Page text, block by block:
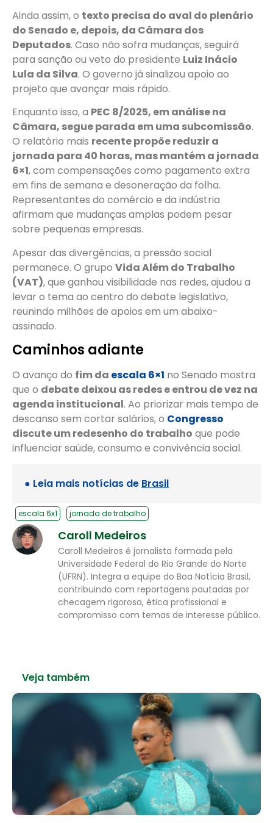
Ainda assim, o texto precisa do aval do plenário
do Senado e, depois, da Câmara dos
Deputados. Caso não sofra mudanças, seguirá
para sanção ou veto do presidente Luiz Inácio
Lula da Silva. O governo já sinalizou apoio ao
projeto que avançar mais rápido.
Enquanto isso, a PEC 8/2025, em análise na
Câmara, segue parada em uma subcomissão.
O relatório mais recente propõe reduzir a
jornada para 40 horas, mas mantém a jornada
6×1, com compensações como pagamento extra
em fins de semana e desoneração da folha.
Representantes do comércio e da indústria
afirmam que mudanças amplas podem pesar
sobre pequenas empresas.
Apesar das divergências, a pressão social
permanece. O grupo Vida Além do Trabalho
(VAT), que ganhou visibilidade nas redes, ajudou a
levar o tema ao centro do debate legislativo,
reunindo milhões de apoios em um abaixo-
assinado.
Caminhos adiante
O avanço do fim da escala 6×1 no Senado mostra
que o debate deixou as redes e entrou de vez na
agenda institucional. Ao priorizar mais tempo de
descanso sem cortar salários, o Congresso
discute um redesenho do trabalho que pode
influenciar saúde, consumo e convivência social.
● Leia mais notícias de Brasil
escala 6x1 jornada de trabalho
Caroll Medeiros
Caroll Medeiros é jornalista formada pela
Universidade Federal do Rio Grande do Norte
(UFRN). Integra a equipe do Boa Notícia Brasil,
contribuindo com reportagens pautadas por
checagem rigorosa, ética profissional e
compromisso com temas de interesse público.
Veja também